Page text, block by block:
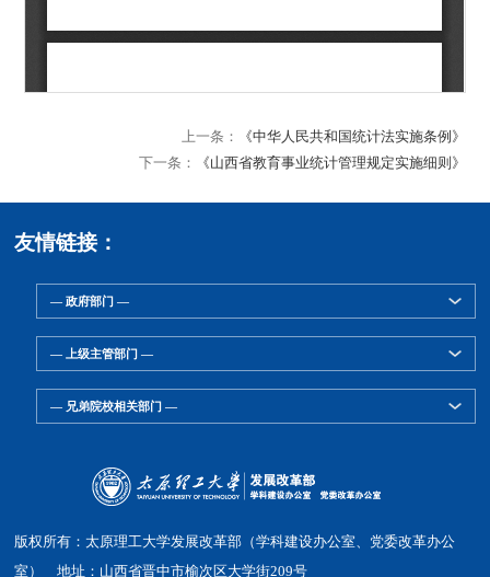
上一条：
《中华人民共和国统计法实施条例》
下一条：
《山西省教育事业统计管理规定实施细则》
友情链接：
— 政府部门 —
— 上级主管部门 —
— 兄弟院校相关部门 —
版权所有：太原理工大学发展改革部（学科建设办公室、党委改革办公
室） 地址：山西省晋中市榆次区大学街209号